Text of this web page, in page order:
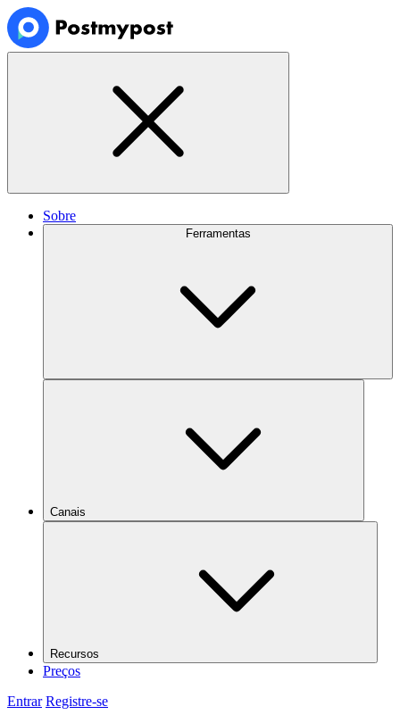
Sobre
Ferramentas
Canais
Recursos
Preços
Entrar Registre-se